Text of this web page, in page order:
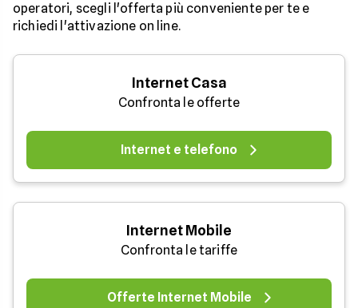
operatori, scegli l'offerta più conveniente per te e
richiedi l'attivazione on line.
Internet Casa
Confronta le offerte
Internet e telefono
Internet Mobile
Confronta le tariffe
Offerte Internet Mobile